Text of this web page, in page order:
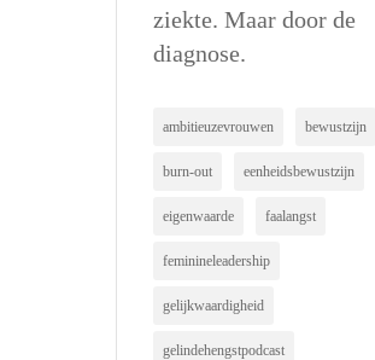
ziekte. Maar door de
diagnose.
ambitieuzevrouwen bewustzijn
burn-out eenheidsbewustzijn
eigenwaarde faalangst
feminineleadership
gelijkwaardigheid
gelindehengstpodcast